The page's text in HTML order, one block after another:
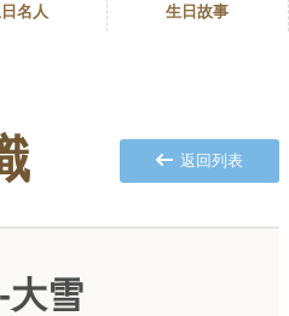
名人 生日故事
返回列表
大雪